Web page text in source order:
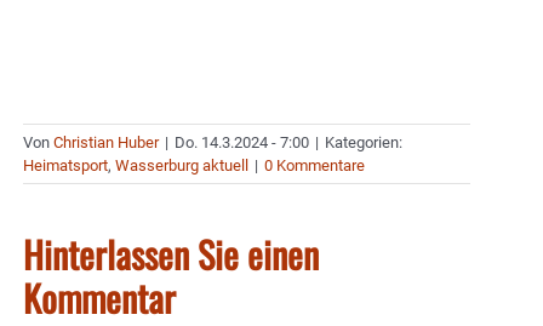
Von Christian Huber | Do. 14.3.2024 - 7:00 | Kategorien:
Heimatsport, Wasserburg aktuell | 0 Kommentare
Hinterlassen Sie einen
Kommentar